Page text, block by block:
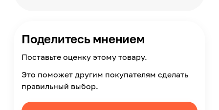
Поделитесь мнением
Поставьте оценку этому товару.
Это поможет другим покупателям сделать
правильный выбор.